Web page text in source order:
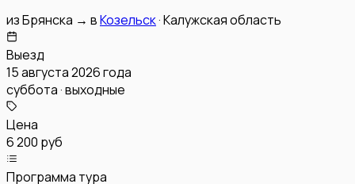
изБрянска → вКозельск·Калужская область
Выезд
15 августа 2026 года
суббота · выходные
Цена
6 200 руб
Программа тура